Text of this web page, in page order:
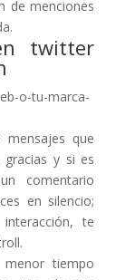
de menciones
twitter
que
gracias y si es
comentario
en silencio;
te
tiempo